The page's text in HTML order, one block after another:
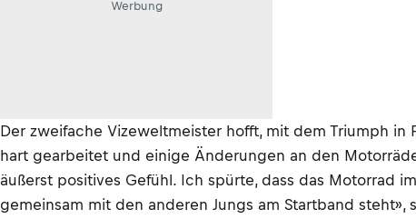
Werbung
Der zweifache Vizeweltmeister hofft, mit dem Triumph
hart gearbeitet und einige Änderungen an den
äußerst positives Gefühl. Ich spürte, dass das Motorrad
gemeinsam mit den anderen Jungs am Startband